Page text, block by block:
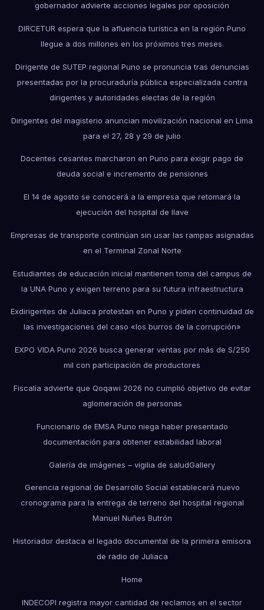
gobernador advierte acciones legales por oposición
DIRCETUR espera que la afluencia turística en la región Puno
llegue a dos millones en los próximos tres meses.
Dirigente de SUTEP regional Puno se pronuncia tras denuncias
presentadas por la procuraduría pública especializada contra
dirigentes y autoridades electas de la región
Dirigentes del magisterio anuncian movilización nacional en Lima
para el 27, 28 y 29 de julio
Docentes cesantes marcharon en Puno para exigir pago de
deuda social e incremento de pensiones
El 14 de agosto se conocerá a la empresa que retomará la
ejecución del hospital de Ilave
Empresas de transporte continúan sin usar las rampas asignadas
en el Terminal Zonal Norte
Estudiantes de educación inicial mantienen toma del campus de
la UNA Puno y exigen terreno para su futura infraestructura
Exdirigentes de Juliaca protestan en Puno y piden continuidad de
las investigaciones del caso «los burros de la corrupción»
EXPO VIDA Puno 2026 busca generar ventas por más de S/250
mil con participación de productores
Fiscalía advierte que Qoqawi 2026 no cumplió objetivo de evitar
aglomeración de personas
Funcionario de EMSA Puno niega haber presentado
documentación para obtener estabilidad laboral
Galería de imágenes – vigilia de saludGallery
Gerencia regional de Desarrollo Social establecerá nuevo
cronograma para la entrega de terreno del hospital regional
Manuel Nuñes Butrón
Historiador destaca el legado documental de la primera emisora
de radio de Juliaca
Home
INDECOPI registra mayor cantidad de reclamos en el sector